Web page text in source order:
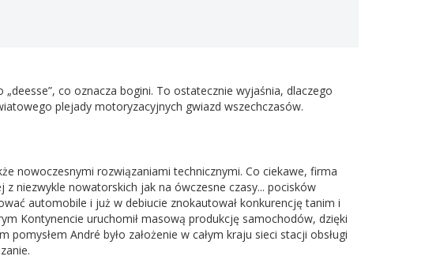
co oznacza bogini. To ostatecznie wyjaśnia, dlaczego
plejady motoryzacyjnych gwiazd wszechczasów.
nowoczesnymi rozwiązaniami technicznymi. Co ciekawe, firma
niezwykle nowatorskich jak na ówczesne czasy... pocisków
automobile i już w debiucie znokautował konkurencję tanim i
Kontynencie uruchomił masową produkcję samochodów, dzięki
André było założenie w całym kraju sieci stacji obsługi